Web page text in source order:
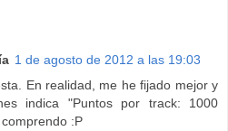
1 de agosto de 2012 a las 19:03
En realidad, me he fijado mejor y
indica "Puntos por track: 1000
:P